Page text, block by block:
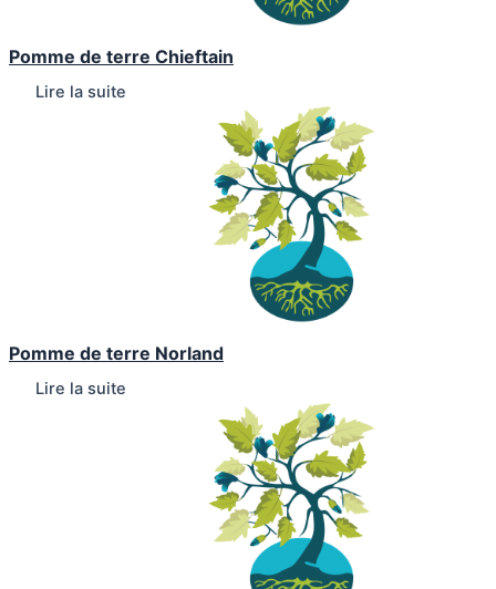
Pomme de terre Chieftain
Lire la suite
Pomme de terre Norland
Lire la suite